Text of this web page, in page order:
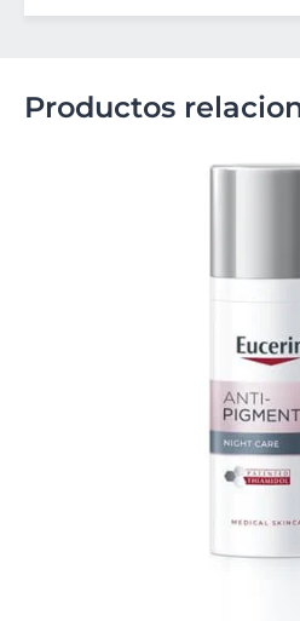
Productos